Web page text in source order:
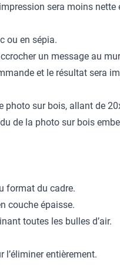
sera moins nette
ou en sépia.
un message au
et le résultat sera
sur bois, allant de
de la photo sur bois
format du cadre.
couche épaisse.
toutes les bulles d’air.
l’éliminer entièrement.